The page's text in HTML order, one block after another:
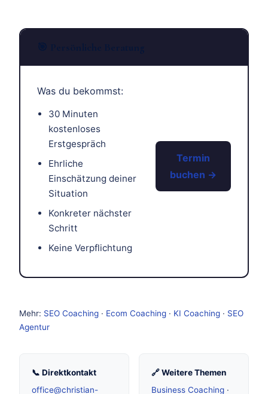
Was du bekommst:
30 Minuten
kostenloses
Erstgespräch
Ehrliche
Einschätzung deiner
Situation
Konkreter nächster
Schritt
Keine Verpflichtung
Termin
buchen →
Mehr: SEO Coaching · Ecom Coaching · KI Coaching · SEO
Agentur
📞 Direktkontakt
office@christian-
🔗 Weitere Themen
Business Coaching ·